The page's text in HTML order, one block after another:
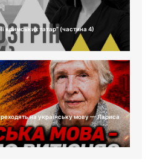
кримських татар” (частина 4)
на українську мову — Лариса